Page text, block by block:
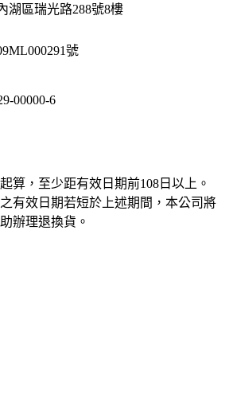
湖區瑞光路288號8樓
號
00000-6
算，至少距有效日期前108 日以上。
有效日期若短於上述期間，本公司將
辦理退換貨。